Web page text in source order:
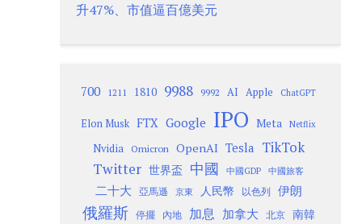
升47%、市值逼百億美元
700 1211 1810 9988 9992 AI Apple ChatGPT
Elon Musk FTX Google IPO Meta Netflix
Nvidia Omicron OpenAI Tesla TikTok
Twitter 世界盃 中國 中國GDP 中國旅客
二十大 亞馬遜 京東 人民幣 以色列 伊朗
俄羅斯 停擺 內地 加息 加拿大 北京
南韓